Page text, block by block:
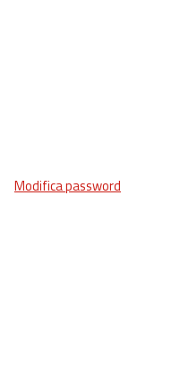
Modifica password